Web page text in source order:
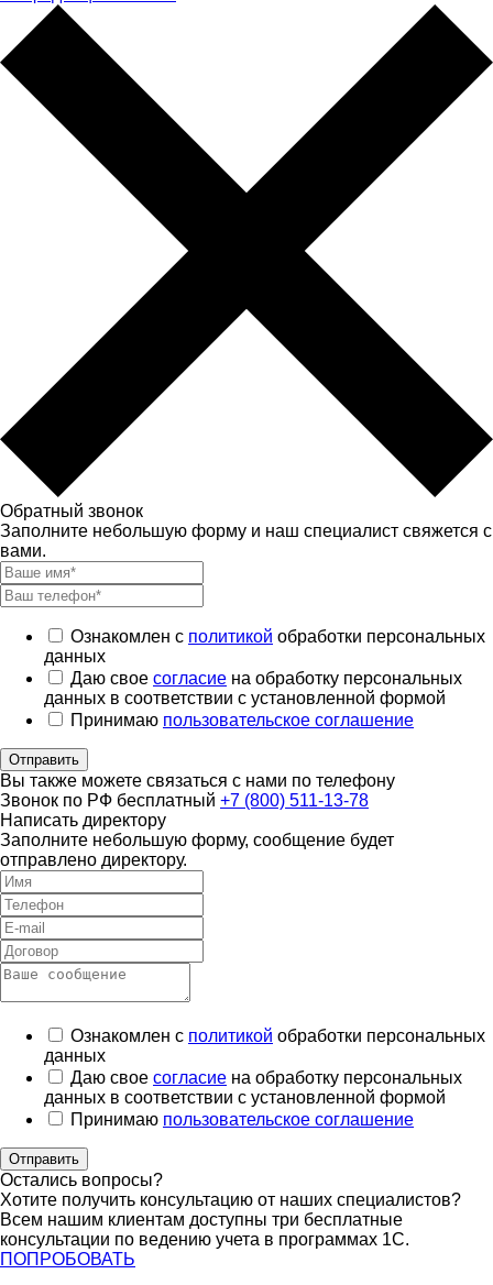
Обратный звонок
Заполните небольшую форму и наш специалист свяжется с
вами.
Ознакомлен с политикой обработки персональных
данных
Даю свое согласие на обработку персональных
данных в соответствии с установленной формой
Принимаю пользовательское соглашение
Отправить
Вы также можете связаться с нами по телефону
Звонок по РФ бесплатный +7 (800) 511-13-78
Написать директору
Заполните небольшую форму, сообщение будет
отправлено директору.
Ознакомлен с политикой обработки персональных
данных
Даю свое согласие на обработку персональных
данных в соответствии с установленной формой
Принимаю пользовательское соглашение
Отправить
Остались вопросы?
Хотите получить консультацию от наших специалистов?
Всем нашим клиентам доступны три бесплатные
консультации по ведению учета в программах 1С.
ПОПРОБОВАТЬ